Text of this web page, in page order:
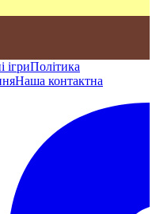
ігриПолітика
Наша контактна